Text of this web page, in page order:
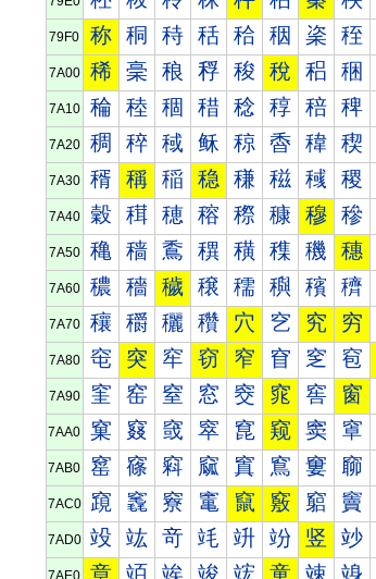
79F0 称 秱 秲 秳 秴 秵 秶 秷
7A00 稀 稁 稂 稃 稄 稅 稆 稇
7A10 稐 稑 稒 稓 稔 稕 稖 稗
7A20 稠 稡 稢 稣 稤 稥 稦 稧
7A30 稰 稱 稲 稳 稴 稵 稶 稷
7A40 穀 穁 穂 穃 穄 穅 穆 穇
7A50 穐 穑 穒 穓 穔 穕 穖 穗
7A60 穠 穡 穢 穣 穤 穥 穦 穧
7A70 穰 穱 穲 穳 穴 穵 究 穷
7A80 窀 突 窂 窃 窄 窅 窆 窇
7A90 窐 窑 窒 窓 窔 窕 窖 窗
7AA0 窠 窡 窢 窣 窤 窥 窦 窧
7AB0 窰 窱 窲 窳 窴 窵 窶 窷
7AC0 竀 竁 竂 竃 竄 竅 竆 竇
7AD0 竐 竑 竒 竓 竔 竕 竖 竗
7AE0 章 竡 竢 竣 竤 童 竦 竧